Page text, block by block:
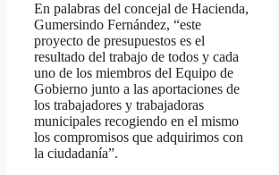
En palabras del concejal de Hacienda,
Gumersindo Fernández, “este
proyecto de presupuestos es el
resultado del trabajo de todos y cada
uno de los miembros del Equipo de
Gobierno junto a las aportaciones de
los trabajadores y trabajadoras
municipales recogiendo en el mismo
los compromisos que adquirimos con
la ciudadanía”.